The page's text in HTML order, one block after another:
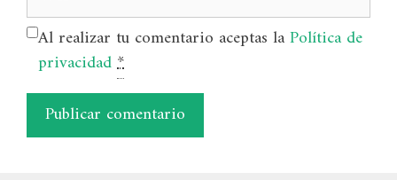
Al realizar tu comentario aceptas laPolítica de
privacidad*